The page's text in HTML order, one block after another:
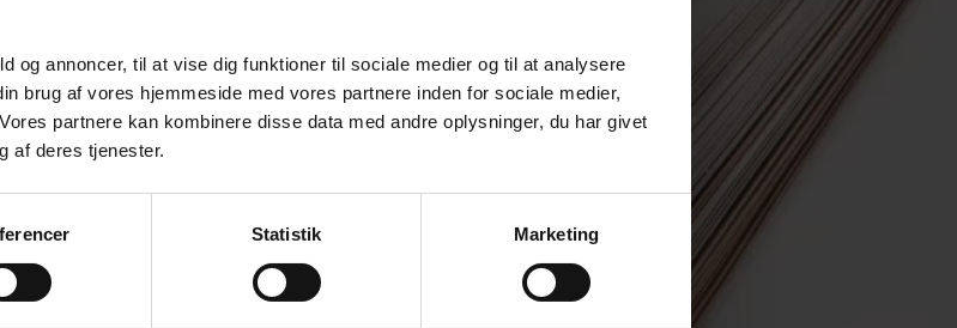
og annoncer, til at vise dig funktioner til sociale medier og til at analysere
brug af vores hjemmeside med vores partnere inden for sociale medier,
partnere kan kombinere disse data med andre oplysninger, du har givet
af deres tjenester.
Statistik Marketing